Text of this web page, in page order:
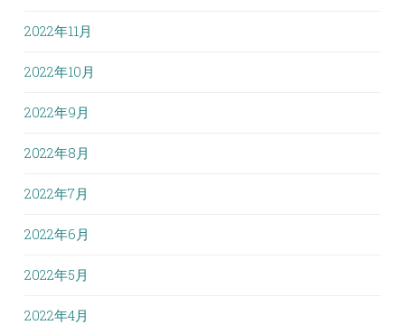
2022年11月
2022年10月
2022年9月
2022年8月
2022年7月
2022年6月
2022年5月
2022年4月